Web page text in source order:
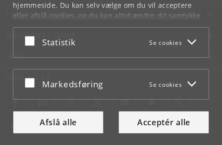
hjemmeside. Du kan selv vælge om du vil acceptere
eller afslå cookies, og du kan altid ændre dit samtykke
underCookie- og privatlivspolitiksom du finder i
bunden af hver side.
Acceptér eller afslå
Statistik Se cookies
Acceptér eller afslå
Markedsføring Se cookies
Afslå alle Acceptér alle
JOB OG KARRIERE
NØDSITUATIONER
WEB
MØD KU PÅ